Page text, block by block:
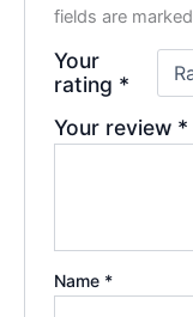
fields are marked
Your
rating *
Your review *
Name *